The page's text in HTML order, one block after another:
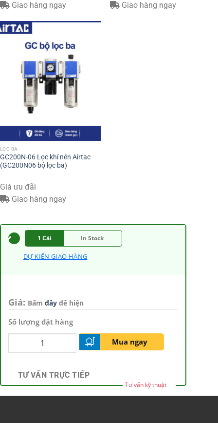
Giao hàng ngay
Giao hàng ngay
LỌC BA
GC200N-06 Lọc khí nén Airtac
(GC200N06 bộ lọc ba)
Giá ưu đãi
Giao hàng ngay
1 Cái In Stock
DỰ KIẾN GIAO HÀNG
Giá: Bấm đây để hiện
Số lượng đặt hàng
Mua ngay
TƯ VẤN TRỰC TIẾP
Tư vấn kỹ thuật